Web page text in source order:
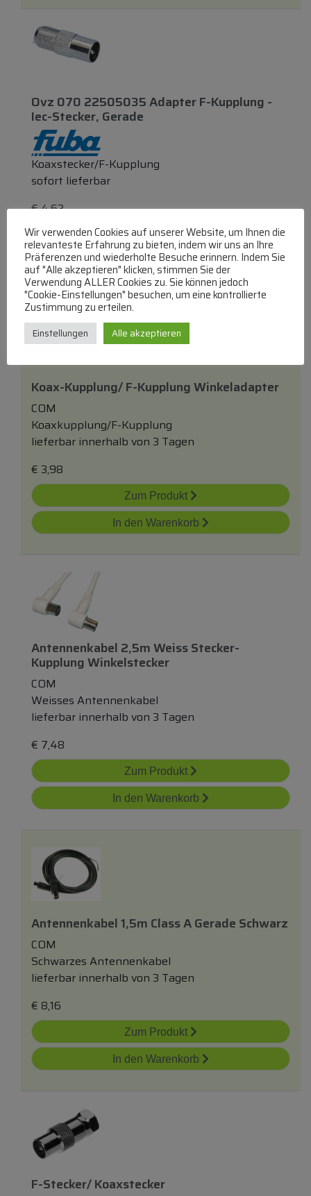
Ovz 070 22505035 Adapter F-Kupplung -
Iec-Stecker, Gerade
Koaxstecker/F-Kupplung
sofort lieferbar
€4,62
Zum Produkt
In den Warenkorb
Koax-Kupplung/ F-Kupplung Winkeladapter
COM
Koaxkupplung/F-Kupplung
lieferbar innerhalb von 3 Tagen
€ 3,98
Zum Produkt
In den Warenkorb
Antennenkabel 2,5m Weiss Stecker-
Kupplung Winkelstecker
COM
Weisses Antennenkabel
lieferbar innerhalb von 3 Tagen
€ 7,48
Zum Produkt
In den Warenkorb
Antennenkabel 1,5m Class A Gerade Schwarz
COM
Schwarzes Antennenkabel
lieferbar innerhalb von 3 Tagen
€ 8,16
Zum Produkt
In den Warenkorb
F-Stecker/ Koaxstecker
Wir verwenden Cookies auf unserer Website, um Ihnen die
relevanteste Erfahrung zu bieten, indem wir uns an Ihre
Präferenzen und wiederholte Besuche erinnern. Indem Sie
auf "Alle akzeptieren" klicken, stimmen Sie der
Verwendung ALLER Cookies zu. Sie können jedoch
"Cookie-Einstellungen" besuchen, um eine kontrollierte
Zustimmung zu erteilen.
Einstellungen Alle akzeptieren